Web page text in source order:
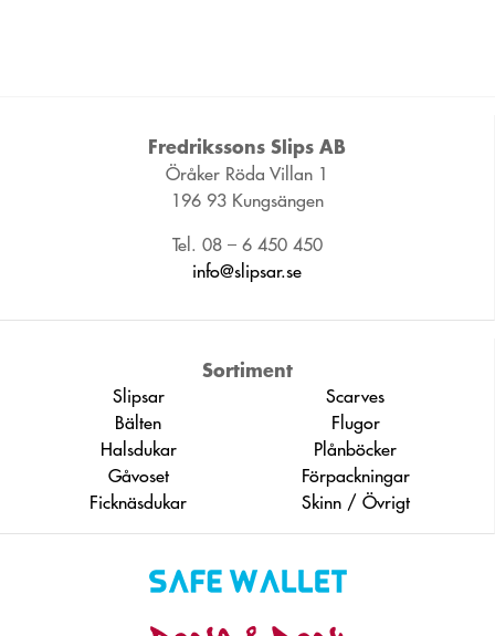
Fredrikssons Slips AB
Öråker Röda Villan 1
196 93 Kungsängen
Tel. 08 – 6 450 450
info@slipsar.se
Sortiment
Slipsar
Scarves
Bälten
Flugor
Halsdukar
Plånböcker
Gåvoset
Förpackningar
Ficknäsdukar
Skinn / Övrigt